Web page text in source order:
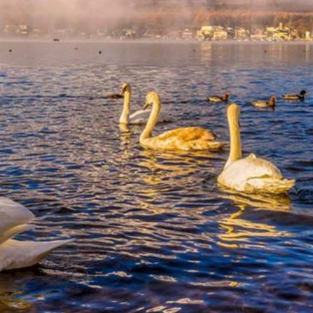
aanwezig te durven zijn en in een steeds groter wordend
LeMUria-veld haar LeMUria Hartenkracht uit te gaan
Stralen.
Dit krachtige healer kristal verhoogt de energetische
trilling van de drager tot aan het niveau van goddelijke
essentie enwerkt Multidimensionaal vanuit het totale
Omniversum.
Haar Christus – Christina Bewustzijnsbloed heelt jouw
DNA én trekt Geneeskrachtige Tonen & Overvloed aan
t.b.v. de Lichtwerker.
Deze ingewijde kristallen hanger zorgt dat het ego (ofwel
de lagere wil) in dienst komt van de Hoge Wil van God &
Godina.
Ik groet je vanuit de LeMUria MoederBron,